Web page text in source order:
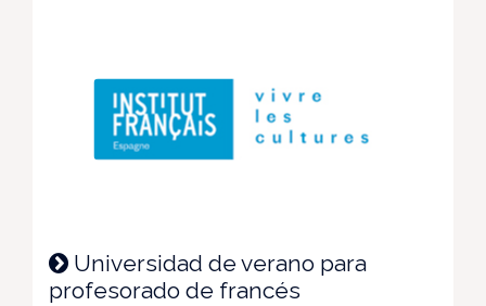
Universidad de verano para
profesorado de francés